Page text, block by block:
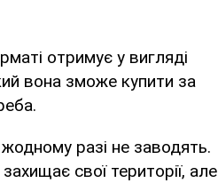
отримує у вигляді
вона зможе купити за
жодному разі не заводять.
свої території, але